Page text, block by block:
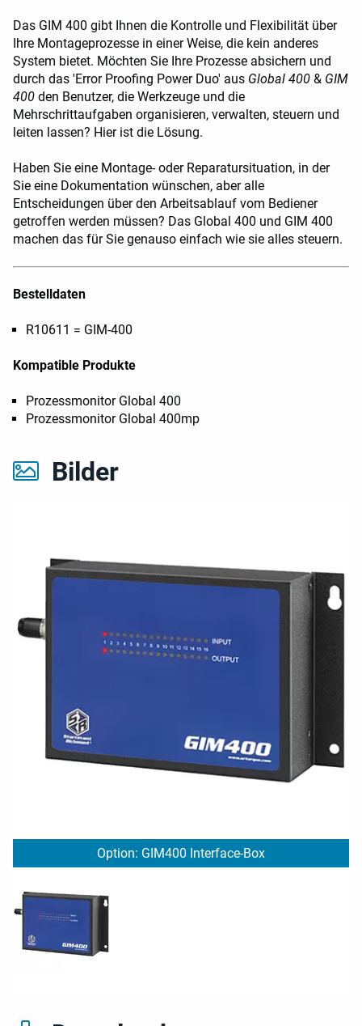
Bilder
Option: GIM400 Interface-Box
Das GIM 400 gibt Ihnen die Kontrolle und Flexibilität über
Ihre Montageprozesse in einer Weise, die kein anderes
System bietet. Möchten Sie Ihre Prozesse absichern und
durch das 'Error Proofing Power Duo' aus Global 400 & GIM
400 den Benutzer, die Werkzeuge und die
Mehrschrittaufgaben organisieren, verwalten, steuern und
leiten lassen? Hier ist die Lösung.
Haben Sie eine Montage- oder Reparatursituation, in der
Sie eine Dokumentation wünschen, aber alle
Entscheidungen über den Arbeitsablauf vom Bediener
getroffen werden müssen? Das Global 400 und GIM 400
machen das für Sie genauso einfach wie sie alles steuern.
Bestelldaten
R10611 = GIM-400
Kompatible Produkte
Prozessmonitor Global 400
Prozessmonitor Global 400mp